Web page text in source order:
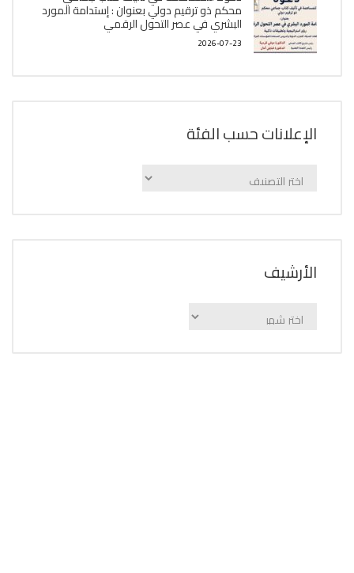
محكم ذو ترقيم دولي بعنوان : إستدامة المورد
البشري في عصر التحول الرقمي
2026-07-23
الإعلانات حسب الفئة
الإعلانات
اﻷرشيف
اﻷرشيف